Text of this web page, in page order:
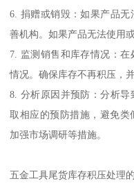
6. 捐赠或销毁：如果产品
善机构。如果产品无法使用
7. 监测销售和库存情况：
情况。确保库存不再积压，
8. 分析原因并预防：分析
取相应的预防措施，避免类
加强市场调研等措施。
五金工具尾货库存积压处理